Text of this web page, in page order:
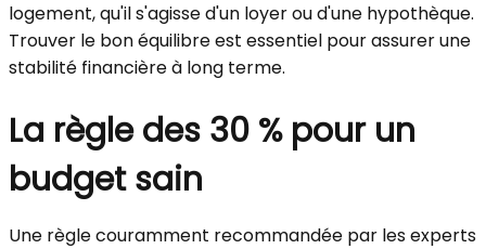
logement, qu'il s'agisse d'un loyer ou d'une hypothèque.
Trouver le bon équilibre est essentiel pour assurer une
stabilité financière à long terme.
La règle des 30 % pour un
budget sain
Une règle couramment recommandée par les experts